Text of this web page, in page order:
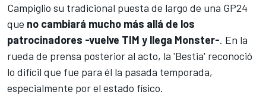
Campiglio su tradicional puesta de largo de una GP24
que no cambiará mucho más allá de los
patrocinadores -vuelve TIM y llega Monster-. En la
rueda de prensa posterior al acto, la 'Bestia' reconoció
lo difícil que fue para él la pasada temporada,
especialmente por el estado físico.